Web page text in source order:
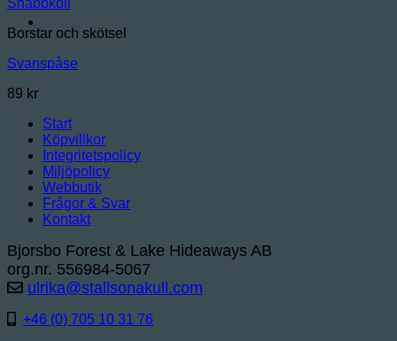
Snabbkoll
Borstar och skötsel
Svanspåse
89 kr
Start
Köpvillkor
Integritetspolicy
Miljöpolicy
Webbutik
Frågor & Svar
Kontakt
Bjorsbo Forest & Lake Hideaways AB
org.nr. 556984-5067
ulrika@stallsonakull.com
+46 (0) 705 10 31 76